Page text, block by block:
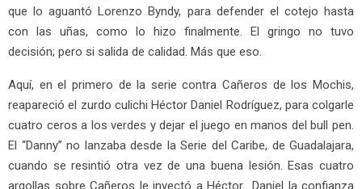
que lo aguantó Lorenzo Byndy, para defender el cotejo hasta
con las uñas, como lo hizo finalmente. El gringo no tuvo
decisión; pero si salida de calidad. Más que eso.
Aquí, en el primero de la serie contra Cañeros de los Mochis,
reapareció el zurdo culichi Héctor Daniel Rodríguez, para colgarle
cuatro ceros a los verdes y dejar el juego en manos del bull pen.
El “Danny” no lanzaba desde la Serie del Caribe, de Guadalajara,
cuando se resintió otra vez de una buena lesión. Esas cuatro
argollas sobre Cañeros le inyectó a Héctor Daniel la confianza